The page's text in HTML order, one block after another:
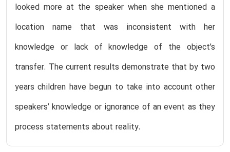
looked more at the speaker when she mentioned a
location name that was inconsistent with her
knowledge or lack of knowledge of the object’s
transfer. The current results demonstrate that by two
years children have begun to take into account other
speakers’ knowledge or ignorance of an event as they
process statements about reality.